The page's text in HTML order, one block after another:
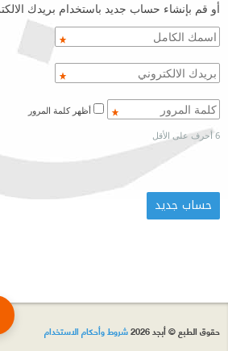
أو قم بإنشاء حساب جديد باستخدام بريدك
6 أحرف على الأقل
حقوق الطبع © أبجد 2026 شروط وأحكام الاستخدام